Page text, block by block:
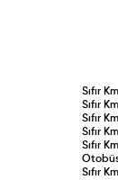
Sıfır Km
Sıfır Km
Sıfır
Sıfır
Sıfır Km
Sıfır Km